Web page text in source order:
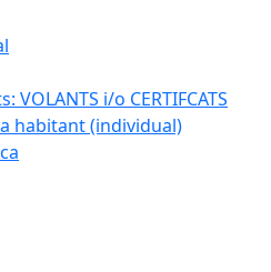
i/o CERTIFCATS
habitant (individual)